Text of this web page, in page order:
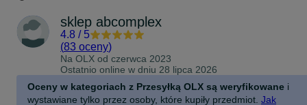
sklep abcomplex
4.8 / 5
(83 oceny)
Na OLX od czerwca 2023
Ostatnio online w dniu 28 lipca 2026
Oceny w kategoriach z Przesyłką OLX są weryfikowane i
wystawiane tylko przez osoby, które kupiły przedmiot. Jak